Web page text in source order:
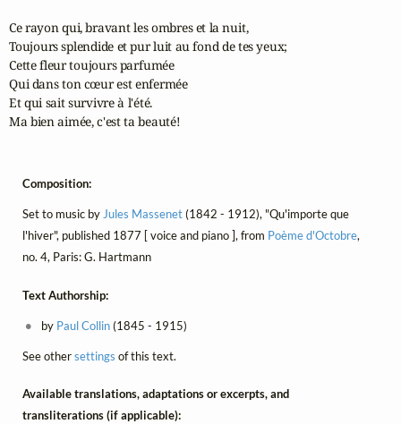
Ce rayon qui, bravant les ombres et la nuit,
Toujours splendide et pur luit au fond de tes yeux;
Cette fleur toujours parfumée
Qui dans ton cœur est enfermée
Et qui sait survivre à l'été.
Ma bien aimée, c'est ta beauté!
Composition:
Set to music byJules Massenet(1842 - 1912), "Qu'importe que
l'hiver", published 1877 [ voice and piano ], from Poème d'Octobre,
no. 4, Paris: G. Hartmann
Text Authorship:
by Paul Collin(1845 - 1915)
See othersettings of this text.
Available translations, adaptations or excerpts, and
transliterations (if applicable):